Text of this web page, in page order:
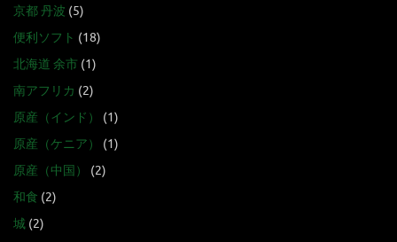
京都 丹波 (5)
便利ソフト (18)
北海道 余市 (1)
南アフリカ (2)
原産（インド）
(1)
原産（ケニア）
(1)
原産（中国）
(2)
和食 (2)
城 (2)